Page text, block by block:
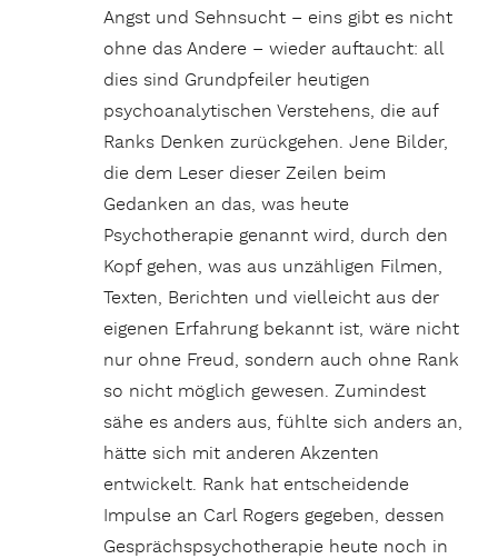
Angst und Sehnsucht – eins gibt es nicht
ohne das Andere – wieder auftaucht: all
dies sind Grundpfeiler heutigen
psychoanalytischen Verstehens, die auf
Ranks Denken zurückgehen. Jene Bilder,
die dem Leser dieser Zeilen beim
Gedanken an das, was heute
Psychotherapie genannt wird, durch den
Kopf gehen, was aus unzähligen Filmen,
Texten, Berichten und vielleicht aus der
eigenen Erfahrung bekannt ist, wäre nicht
nur ohne Freud, sondern auch ohne Rank
so nicht möglich gewesen. Zumindest
sähe es anders aus, fühlte sich anders an,
hätte sich mit anderen Akzenten
entwickelt. Rank hat entscheidende
Impulse an Carl Rogers gegeben, dessen
Gesprächspsychotherapie heute noch in